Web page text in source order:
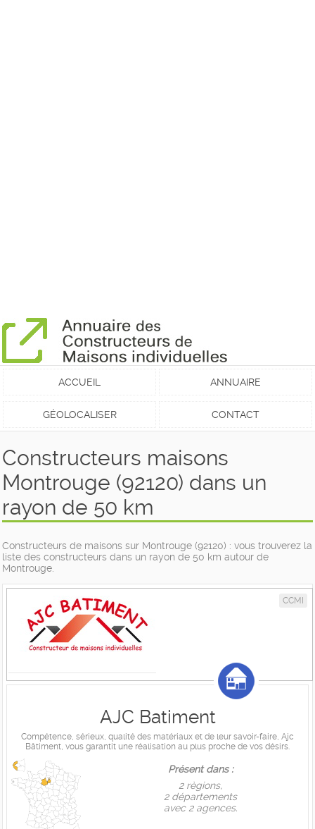
ACCUEIL ANNUAIRE
GÉOLOCALISER CONTACT
Constructeurs maisons
Montrouge (92120) dans un
rayon de 50 km
Constructeurs de maisons sur Montrouge (92120) : vous trouverez la
liste des constructeurs dans un rayon de 50 km autour de
Montrouge.
CCMI
AJC Batiment
Compétence, sérieux, qualité des matériaux et de leur savoir-faire, Ajc
Bâtiment, vous garantit une réalisation au plus proche de vos désirs.
Présent dans :
2 règions,
2 départements
avec 2 agences.